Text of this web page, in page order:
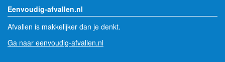
Eenvoudig-afvallen.nl
Afvallen is makkelijker dan je denkt.
Ga naar eenvoudig-afvallen.nl